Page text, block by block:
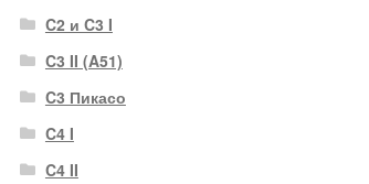
C2 и C3 I
C3 II (A51)
C3 Пикасо
C4 I
C4 II